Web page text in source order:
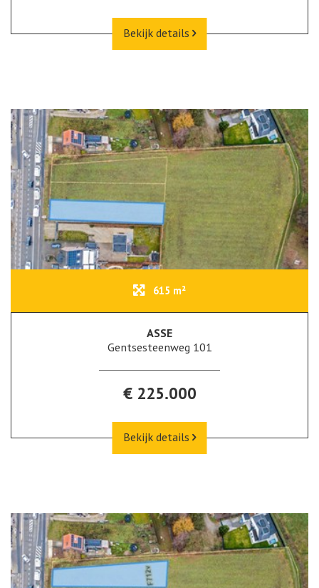
Bekijk details
615 m²
ASSE
Gentsesteenweg 101
€ 225.000
Bekijk details